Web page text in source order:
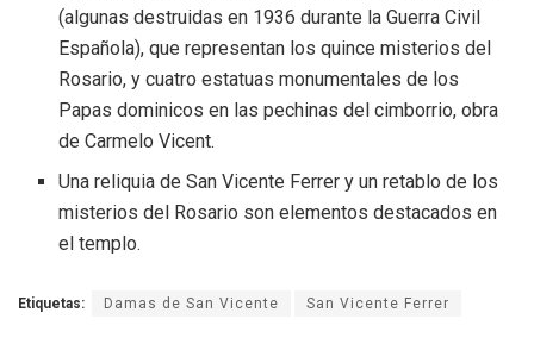
(algunas destruidas en 1936 durante la Guerra Civil
Española), que representan los quince misterios del
Rosario, y cuatro estatuas monumentales de los
Papas dominicos en las pechinas del cimborrio, obra
de Carmelo Vicent.
Una reliquia de San Vicente Ferrer y un retablo de los
misterios del Rosario son elementos destacados en
el templo.
Etiquetas: Damas de San Vicente San Vicente Ferrer